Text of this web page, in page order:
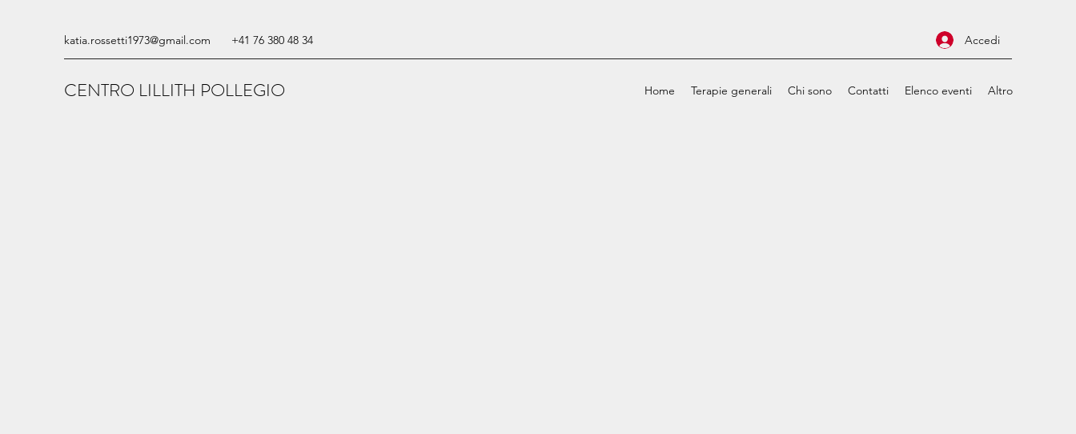
katia.rossetti1973@gmail.com +41 76 380 48 34 Accedi
CENTRO LILLITH POLLEGIO Home Terapie generali Chi sono Contatti Elenco eventi Altro